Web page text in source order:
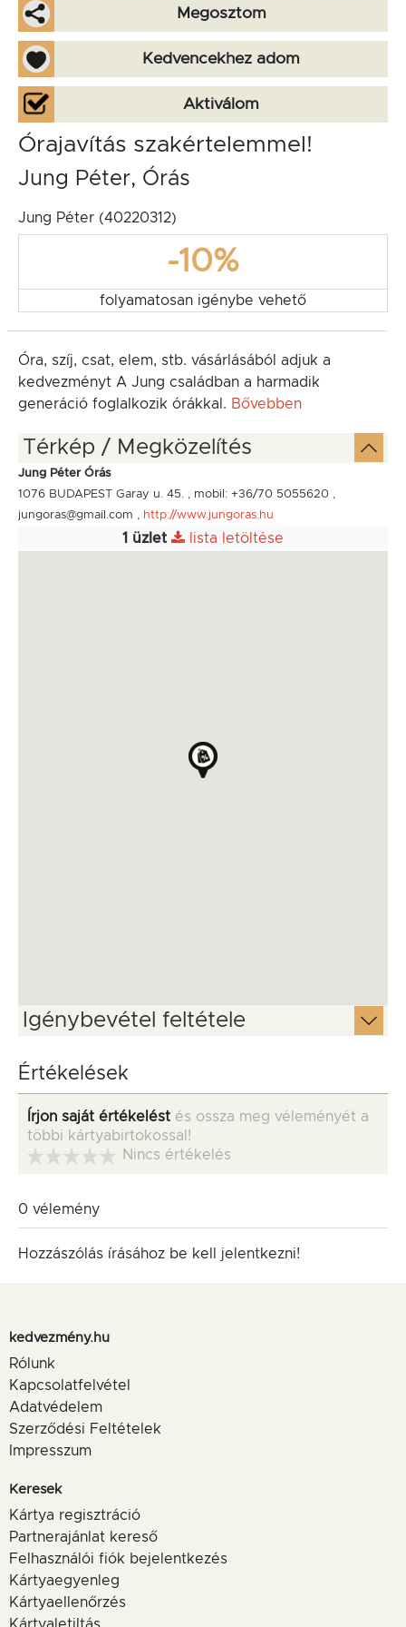
Megosztom
Kedvencekhez adom
Aktiválom
Órajavítás szakértelemmel!
Jung Péter, Órás
Jung Péter (40220312)
-10%
folyamatosan igénybe vehető
Óra, szíj, csat, elem, stb. vásárlásából adjuk a
kedvezményt A Jung családban a harmadik
generáció foglalkozik órákkal. Bővebben
Térkép / Megközelítés
Jung Péter Órás
1076 BUDAPEST Garay u. 45. , mobil: +36/70 5055620 ,
jungoras@gmail.com , http://www.jungoras.hu
1 üzlet lista letöltése
Igénybevétel feltétele
Értékelések
Írjon saját értékelést és ossza meg véleményét a
többi kártyabirtokossal!
Nincs értékelés
0 vélemény
Hozzászólás írásához be kell jelentkezni!
kedvezmény.hu
Rólunk
Kapcsolatfelvétel
Adatvédelem
Szerződési Feltételek
Impresszum
Keresek
Kártya regisztráció
Partnerajánlat kereső
Felhasználói fiók bejelentkezés
Kártyaegyenleg
Kártyaellenőrzés
Kártyaletiltás